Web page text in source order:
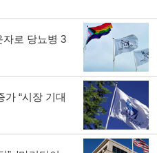
자로 당뇨병 3
가 “시장 기대